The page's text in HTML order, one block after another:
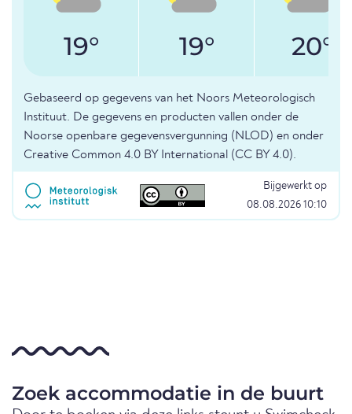
19° 19° 20°
Gebaseerd op gegevens van het Noors Meteorologisch
Instituut. De gegevens en producten vallen onder de
Noorse openbare gegevensvergunning (NLOD) en onder
Creative Common 4.0 BY International (CC BY 4.0).
Bijgewerkt op
08.08.2026 10:10
Zoek accommodatie in de buurt